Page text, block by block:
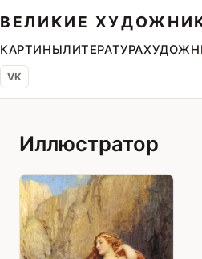
ВЕЛИКИЕ
КАРТИНЫЛИТЕРАТУРА
VK
Иллюстратор